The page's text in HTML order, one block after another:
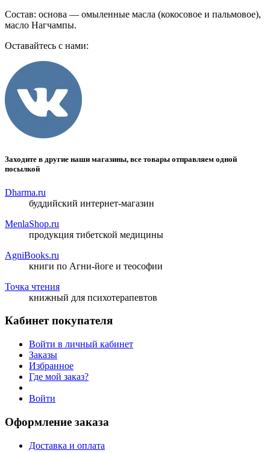
Состав: основа — омыленные масла (кокосовое и пальмовое),
масло Нагчампы.
Оставайтесь с нами:
Заходите в другие наши магазины, все товары отправляем одной
посылкой
Dharma.ru
буддийский интернет-магазин
MenlaShop.ru
продукция тибетской медицины
AgniBooks.ru
книги по Агни-йоге и теософии
Точка чтения
книжный для психотерапевтов
Кабинет покупателя
Войти в личный кабинет
Заказы
Избранное
Где мой заказ?
Войти
Оформление заказа
Доставка и оплата